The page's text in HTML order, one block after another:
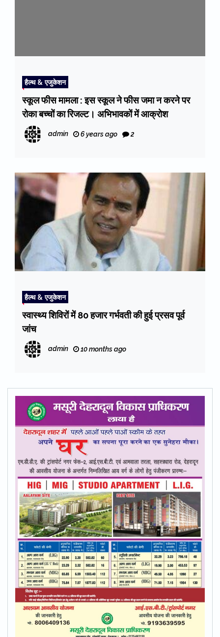
हैल्थ & एजुकेशन
स्कूल फीस मामला : इस स्कूल ने फीस जमा न करने पर
रोका बच्चों का रिजल्ट। अभिभावकों में आक्रोश
admin 6 years ago 2
हैल्थ & एजुकेशन
स्वास्थ्य शिविरों में 80 हजार गर्भवती की हुई प्रसव पूर्व
जांच
admin 10 months ago